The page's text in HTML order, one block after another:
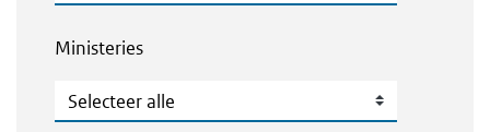
Ministeries
Ministeries